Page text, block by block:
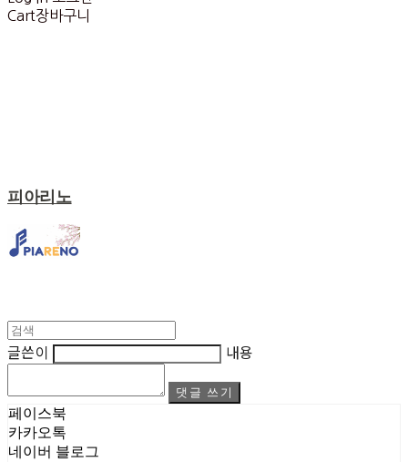
Cart장바구니
피아리노
글쓴이 내용
댓글 쓰기
페이스북
카카오톡
네이버 블로그